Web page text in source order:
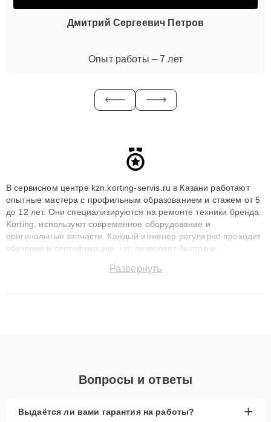
Дмитрий Сергеевич Петров
Опыт работы – 7 лет
В сервисном центре kzn.korting-servis.ru в Казани работают
опытные мастера с профильным образованием и стажем от 5
до 12 лет. Они специализируются на ремонте техники бренда
Korting, используют современное оборудование и
оригинальные запчасти. Каждый инженер регулярно проходит
обучение и сертификацию, что позволяет быстро и
сохранением гарантии до 3 лет. Наши мастера решают
Развернуть
Вопросы и ответы
Выдаётся ли вами гарантия на работы? +